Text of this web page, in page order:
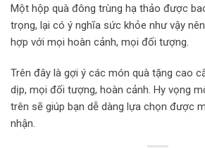
Một hộp quà đông trùng hạ thảo được
trọng, lại có ý nghĩa sức khỏe như vậy
hợp với mọi hoàn cảnh, mọi đối tượng.
Trên đây là gợi ý các món quà tặng cao
dịp, mọi đối tượng, hoàn cảnh. Hy vọng
trên sẽ giúp bạn dễ dàng lựa chọn được
nhận.